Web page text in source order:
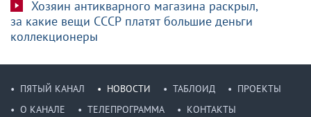
Хозяин антикварного магазина раскрыл,
за какие вещи СССР платят большие деньги
коллекционеры
ПЯТЫЙ КАНАЛ НОВОСТИ ТАБЛОИД
ПРОЕКТЫ
О КАНАЛЕ
ТЕЛЕПРОГРАММА КОНТАКТЫ